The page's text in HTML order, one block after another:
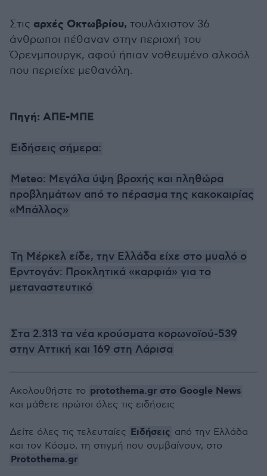
Στις αρχές Οκτωβρίου, τουλάχιστον 36
άνθρωποι πέθαναν στην περιοχή του
Όρενμπουργκ, αφού ήπιαν νοθευμένο αλκοόλ
που περιείχε μεθανόλη.
Πηγή: ΑΠΕ-ΜΠΕ
Ειδήσεις σήμερα:
Meteo: Μεγάλα ύψη βροχής και πληθώρα
προβλημάτων από το πέρασμα της κακοκαιρίας
«Μπάλλος»
Τη Μέρκελ είδε, την Ελλάδα είχε στο μυαλό ο
Ερντογάν: Προκλητικά «καρφιά» για το
μεταναστευτικό
Στα 2.313 τα νέα κρούσματα κορωνοϊού-539
στην Αττική και 169 στη Λάρισα
Ακολουθήστε το protothema.gr στο Google News
και μάθετε πρώτοι όλες τις ειδήσεις
Δείτε όλες τις τελευταίες Ειδήσεις από την Ελλάδα
και τον Κόσμο, τη στιγμή που συμβαίνουν, στο
Protothema.gr